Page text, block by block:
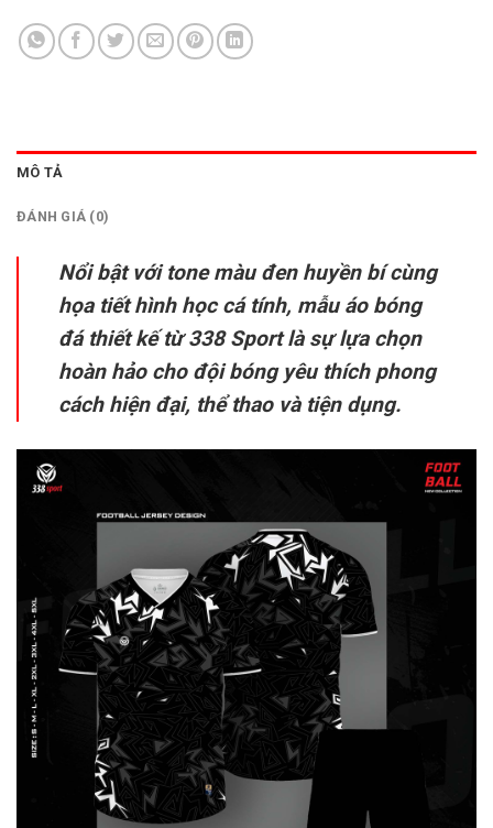
MÔ TẢ
ĐÁNH GIÁ (0)
Nổi bật với tone màu đen huyền bí cùng
họa tiết hình học cá tính, mẫu áo bóng
đá thiết kế từ 338 Sport là sự lựa chọn
hoàn hảo cho đội bóng yêu thích phong
cách hiện đại, thể thao và tiện dụng.